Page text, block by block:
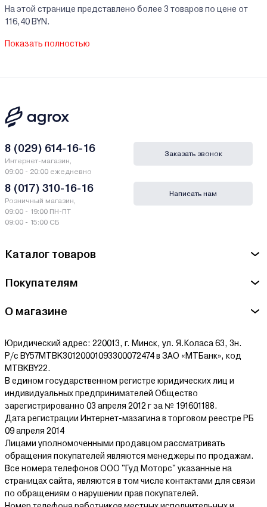
На этой странице представлено более 3 товаров по цене от
116,40 BYN.
предоставляем официальную гарантию.
В нашем интернет-магазине Вы можете приобристи товары
Ресанта за наличный и безналичный расчет. А также в кредит,
ведущих банков Беларуси.
Гарантии и сервис - Краскопульты Ресанта
Производитель Ресанта - ТД Ресанта, 117149, Москва,
Внутренний пр-д, д. 8, стр. 4, Россия.
Сайт: tehnozoo.by"
Ознакомиться с условиями оплаты и доставки товара можно
Показать полностью
Каталог товаров
Покупателям
О магазине
Юридический адрес: 220013, г. Минск, ул. Я.Коласа 63, 3н.
Р/с BY57MTBK30120001093300072474 в ЗАО «МТБанк», код
MTBKBY22.
В едином государственном регистре юридических лиц и
индивидуальных предпринимателей Общество
зарегистрированно 03 апреля 2012 г за № 191601188.
Дата регистрации Интернет-мазагина в торговом реестре РБ
09 апреля 2014
Лицами уполномоченными продавцом рассматривать
обращения покупателей являются менеджеры по продажам.
Все номера телефонов ООО "Гуд Моторс" указанные на
страницах сайта, являются в том числе контактами для связи
по обращениям о нарушении прав покупателей.
8 (029) 614-16-16
Интернет-магазин,
09:00 - 20:00 ежедневно
8 (017) 310-16-16
Розничный магазин,
09:00 - 19:00 ПН-ПТ
09:00 - 15:00 СБ
Заказать звонок
Написать нам